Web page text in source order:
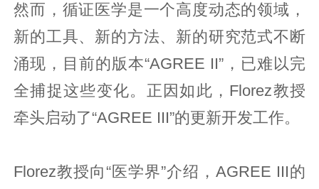
然而，循证医学是一个高度动态的领域，
新的工具、新的方法、新的研究范式不断
涌现，目前的版本“AGREE II”，已难以完
全捕捉这些变化。正因如此，Florez教授
牵头启动了“AGREE III”的更新开发工作。
Florez教授向“医学界”介绍，AGREE III的